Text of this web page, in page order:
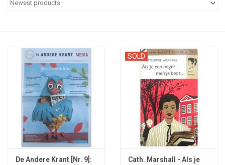
De Andere Krant [Nr. 9]:
SOLD
Cath. Marshall - Als je